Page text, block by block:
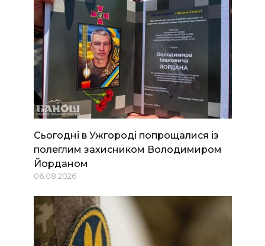
Сьогодні в Ужгороді попрощалися із
полеглим захисником Володимиром
Йорданом
06.08.2026